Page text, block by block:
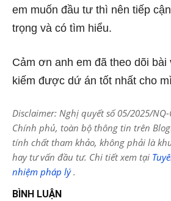
em muốn đầu tư thì nên tiếp
trọng và có tìm hiểu.
Cảm ơn anh em đã theo dõi bài
kiếm được dứ án tốt nhất cho
Disclaimer: Nghị quyết số 05/2025/
Chính phủ, toàn bộ thông tin trên
tính chất tham khảo, không phải là
hay tư vấn đầu tư. Chi tiết xem tại
nhiệm pháp lý.
BÌNH LUẬN